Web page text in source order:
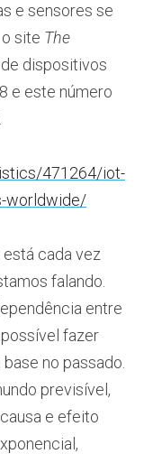
e sensores se
site The
dispositivos
e este número
471264/iot-
worldwide/
cada vez
falando.
entre
fazer
no passado.
previsível,
e efeito